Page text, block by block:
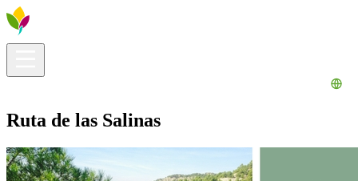
Ruta de las Salinas